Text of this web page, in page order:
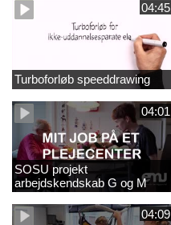
04:45
Turboforløb speeddrawing
04:01
SOSU projekt
arbejdskendskab G og M
04:09